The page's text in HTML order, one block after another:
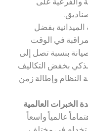
الميدانية بفضل
في الوقت
بنسبة تصل إلى
بخفض التكاليف
النظام وإطالة زمن
الخبرات العالمية
عالمياً واسعاً